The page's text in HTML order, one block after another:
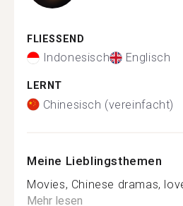
FLIESSEND
Indonesisch Englisch
LERNT
Chinesisch (vereinfacht)
Meine Lieblingsthemen
Movies, Chinese dramas,
Mehr lesen